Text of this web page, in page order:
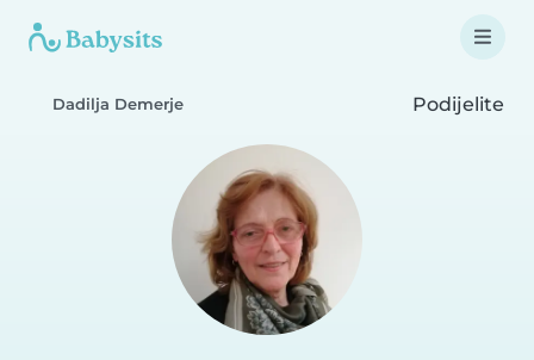
Dadilja Demerje Podijelite